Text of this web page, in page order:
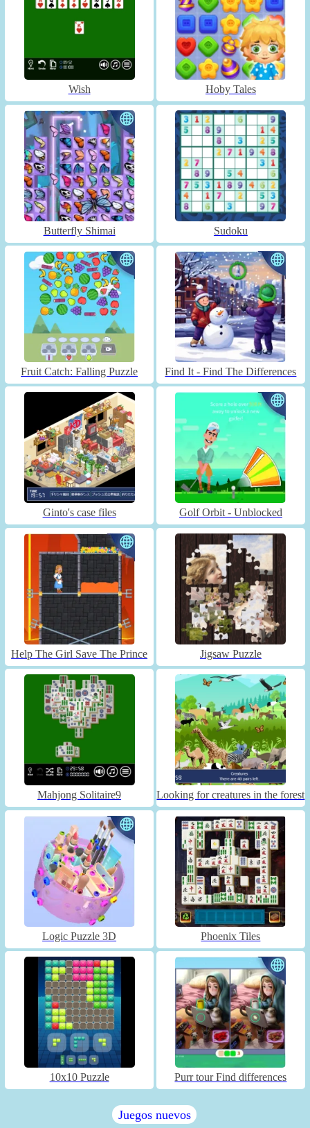
Wish Hoby Tales
Butterfly Shimai Sudoku
Fruit Catch: Falling Puzzle Find It - Find The Differences
Ginto's case files Golf Orbit - Unblocked
Help The Girl Save The Prince Jigsaw Puzzle
Mahjong Solitaire9 Looking for creatures in the forest
Logic Puzzle 3D Phoenix Tiles
10x10 Puzzle Purr tour Find differences
Juegos nuevos